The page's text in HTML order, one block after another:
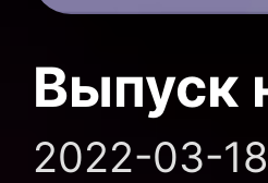
Выпуск
2022-03-18